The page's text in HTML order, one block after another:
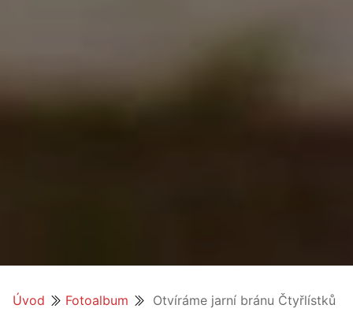
Úvod Fotoalbum Otvíráme jarní bránu Čtyřlístků